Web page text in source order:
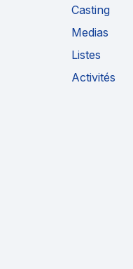
Casting
Medias
Listes
Activités